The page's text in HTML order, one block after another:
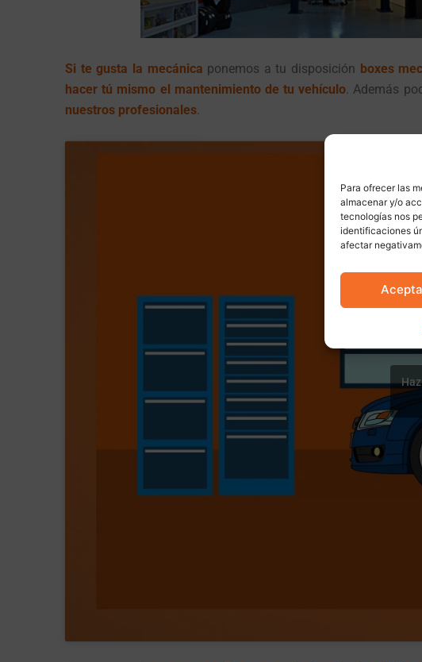
Para ofrecer las
almacenar y/o
tecnologías nos
identificaciones
afectar
Si te gusta la mecánica ponemos a tu disposición boxes
hacertú mismo el mantenimiento de tu vehículo . Además
nuestros profesionales